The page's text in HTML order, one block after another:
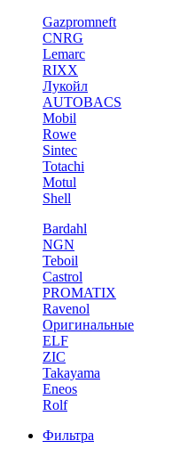
Gazpromneft
CNRG
Lemarc
RIXX
Лукойл
AUTOBACS
Mobil
Rowe
Sintec
Totachi
Motul
Shell
Bardahl
NGN
Teboil
Castrol
PROMATIX
Ravenol
Оригинальные
ELF
ZIC
Takayama
Eneos
Rolf
Фильтра